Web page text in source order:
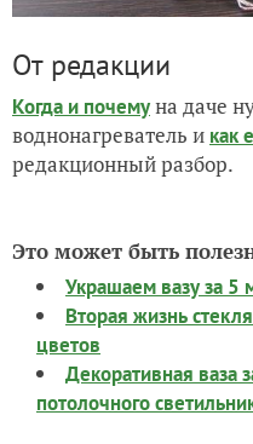
От редакции
Когда и почемуна даче
воднонагреватель и как
редакционный разбор.
Это может быть
Украшаем вазу за 5
Вторая жизнь
цветов
Декоративная ваза
потолочного